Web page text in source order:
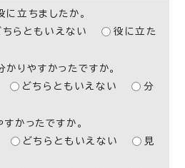
立ちましたか。
ちらともいえない
役に立た
りやすかったですか。
どちらともいえない
分
かったですか。
どちらともいえない
見